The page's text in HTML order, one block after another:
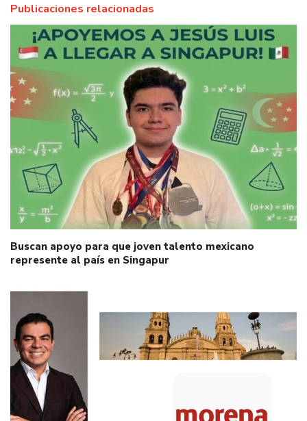
Publicaciones relacionadas
Buscan apoyo para que joven talento mexicano
represente al país en Singapur